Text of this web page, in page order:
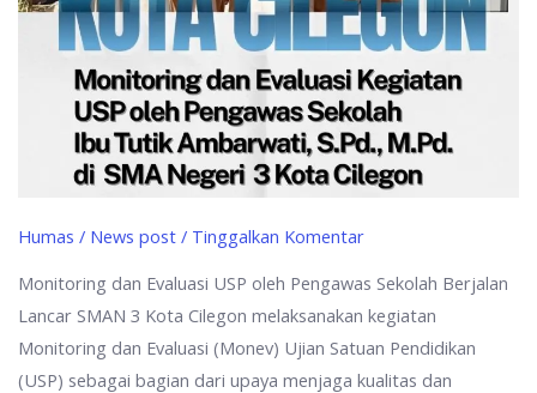
Humas / News post/ Tinggalkan Komentar
Monitoring dan Evaluasi USP oleh Pengawas Sekolah Berjalan
Lancar SMAN 3 Kota Cilegon melaksanakan kegiatan
Monitoring dan Evaluasi (Monev) Ujian Satuan Pendidikan
(USP) sebagai bagian dari upaya menjaga kualitas dan